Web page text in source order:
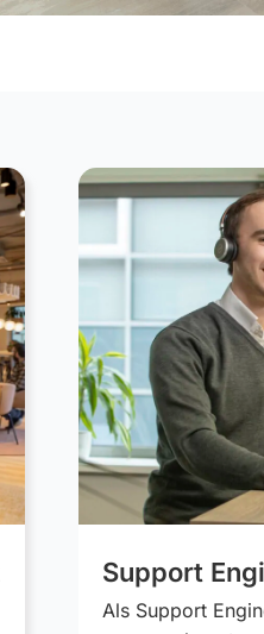
Support
Als Support